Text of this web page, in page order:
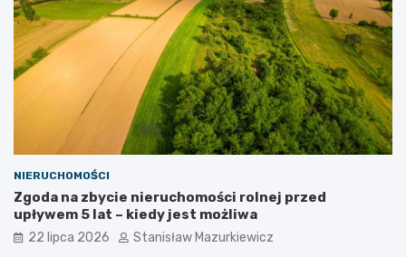
NIERUCHOMOŚCI
Zgoda na zbycie nieruchomości rolnej przed
upływem 5 lat – kiedy jest możliwa
22 lipca 2026 Stanisław Mazurkiewicz